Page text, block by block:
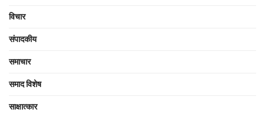
विचार
संपादकीय
समाचार
समाद विशेष
साक्षात्‍कार